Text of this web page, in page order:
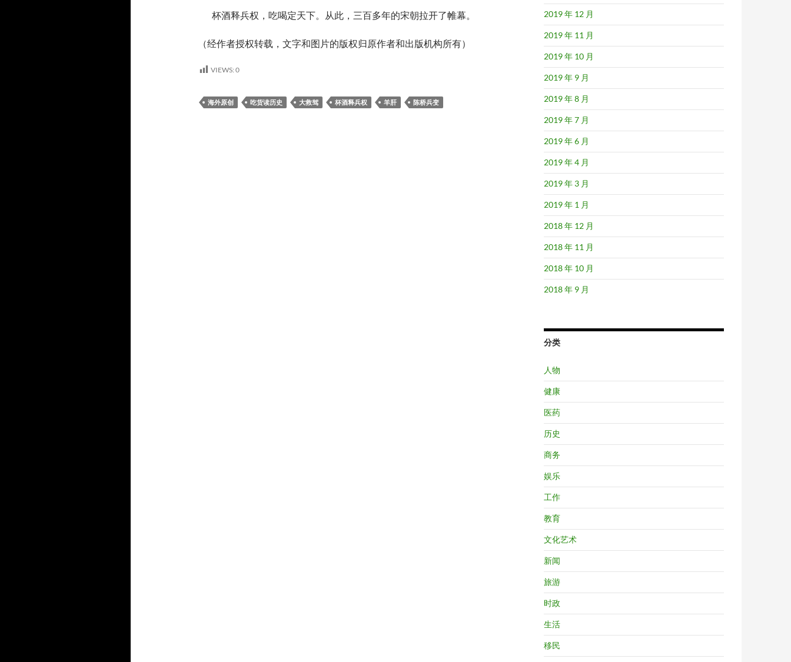
杯酒释兵权，吃喝定天下。从此，三百多年的宋朝拉开了帷幕。
（经作者授权转载，文字和图片的版权归原作者和出版机构所有）
VIEWS: 0
海外原创 吃货读历史 大救驾 杯酒释兵权 羊肝 陈桥兵变
2019 年 12 月
2019 年 11 月
2019 年 10 月
2019 年 9 月
2019 年 8 月
2019 年 7 月
2019 年 6 月
2019 年 4 月
2019 年 3 月
2019 年 1 月
2018 年 12 月
2018 年 11 月
2018 年 10 月
2018 年 9 月
分类
人物
健康
医药
历史
商务
娱乐
工作
教育
文化艺术
新闻
旅游
时政
生活
移民